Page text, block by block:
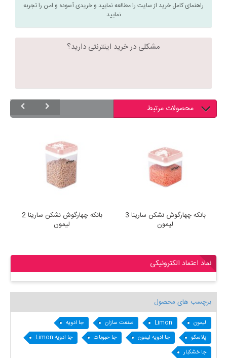
راهنمای کامل خرید از سایت را مطالعه نمایید و خریدی آسوده و امن را تجربه
نمایید
مشکلی در خرید اینترنتی دارید؟
محصولات مرتبط
بانکه چهارگوش نشکن سارینا 2
لیمون
بانکه چهارگوش نشکن سارینا 3
لیمون
نماد اعتماد الکترونیکی
برچسب های محصول
لیمون Limon صنعت سازان
جا ادویه
پلاسکو
جا ادویه لیمون جا حبوبات
جا ادویه Limon
جا خشکبار